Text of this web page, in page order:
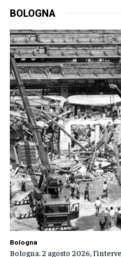
BOLOGNA
Bologna
Bologna. 2 agosto 2026,